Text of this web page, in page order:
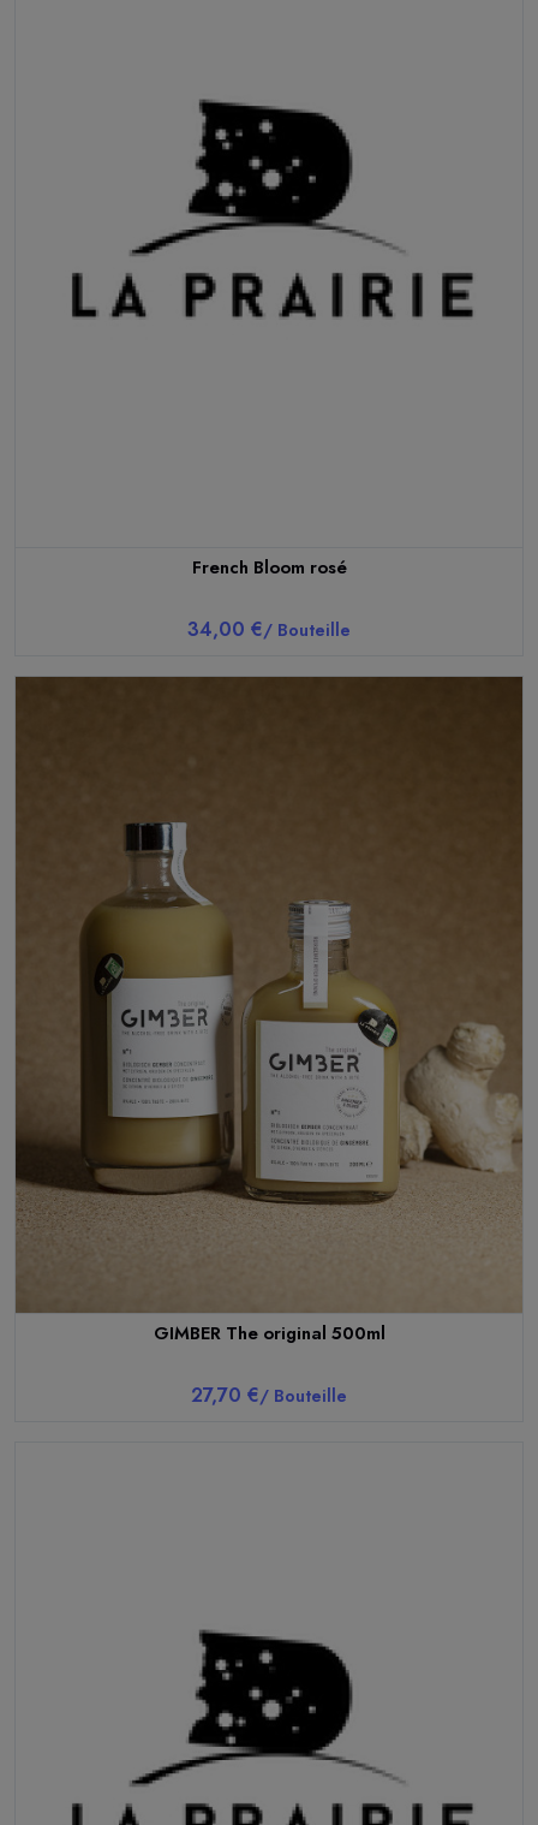
French Bloom rosé
34,00 €/ Bouteille
GIMBER The original 500ml
27,70 €/ Bouteille